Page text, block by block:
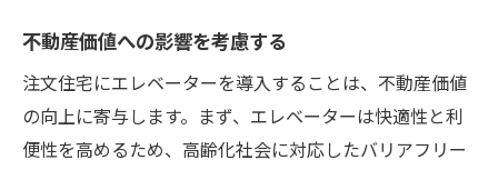
不動産価値への影響を考慮する
注文住宅にエレベーターを導入することは、不動産価値
の向上に寄与します。まず、エレベーターは快適性と利
便性を高めるため、高齢化社会に対応したバリアフリー